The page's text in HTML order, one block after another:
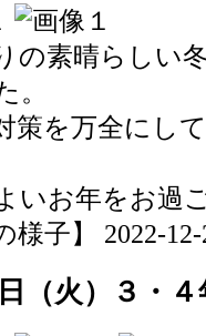
の素晴らしい
。
策を万全にし
いお年をお過
様子】 2022-
（火）３・